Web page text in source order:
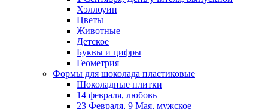
Хэллоуин
Цветы
Животные
Детское
Буквы и цифры
Геометрия
Формы для шоколада пластиковые
Шоколадные плитки
14 февраля, любовь
23 Февраля, 9 Мая, мужское